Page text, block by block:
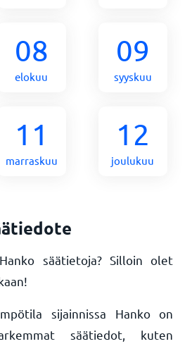
08
elokuu
09
syyskuu
11
marraskuu
12
joulukuu
säätietoja? Silloin olet
sijainnissa Hanko on
säätiedot, kuten